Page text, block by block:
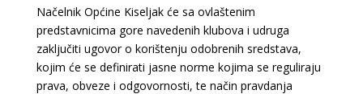
Načelnik Općine Kiseljak će sa ovlaštenim
predstavnicima gore navedenih klubova i udruga
zaključiti ugovor o korištenju odobrenih sredstava,
kojim će se definirati jasne norme kojima se reguliraju
prava, obveze i odgovornosti, te način pravdanja